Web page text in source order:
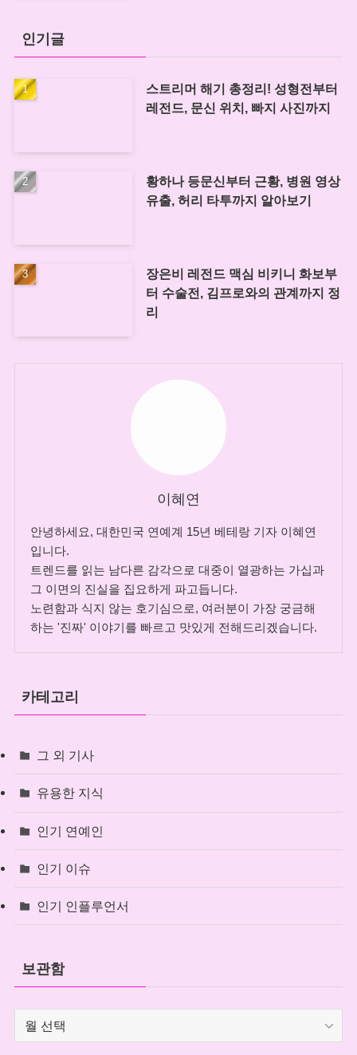
인기글
스트리머 해기 총정리! 성형전부터
레전드, 문신 위치, 빠지 사진까지
황하나 등문신부터 근황, 병원 영상
유출, 허리 타투까지 알아보기
장은비 레전드 맥심 비키니 화보부
터 수술전, 김프로와의 관계까지 정
리
이혜연
안녕하세요, 대한민국 연예계 15년 베테랑 기자 이혜연
입니다.
트렌드를 읽는 남다른 감각으로 대중이 열광하는 가십과
그 이면의 진실을 집요하게 파고듭니다.
노련함과 식지 않는 호기심으로, 여러분이 가장 궁금해
하는 '진짜' 이야기를 빠르고 맛있게 전해드리겠습니다.
카테고리
그 외 기사
유용한 지식
인기 연예인
인기 이슈
인기 인플루언서
보관함